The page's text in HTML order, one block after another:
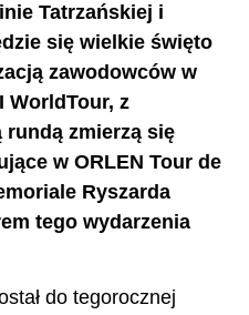
Tatrzańskiej i
się wielkie święto
zawodowców w
WorldTour, z
rundą zmierzą się
w ORLEN Tour de
Ryszarda
tego wydarzenia
do tegorocznej